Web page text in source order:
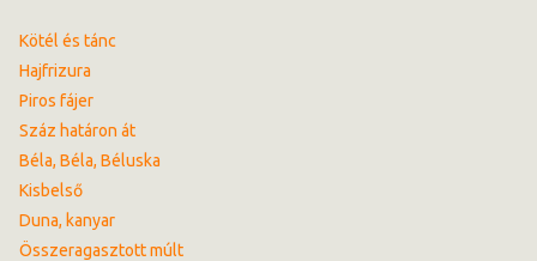
Kötél és tánc
Hajfrizura
Piros fájer
Száz határon át
Béla, Béla, Béluska
Kisbelső
Duna, kanyar
Összeragasztott múlt